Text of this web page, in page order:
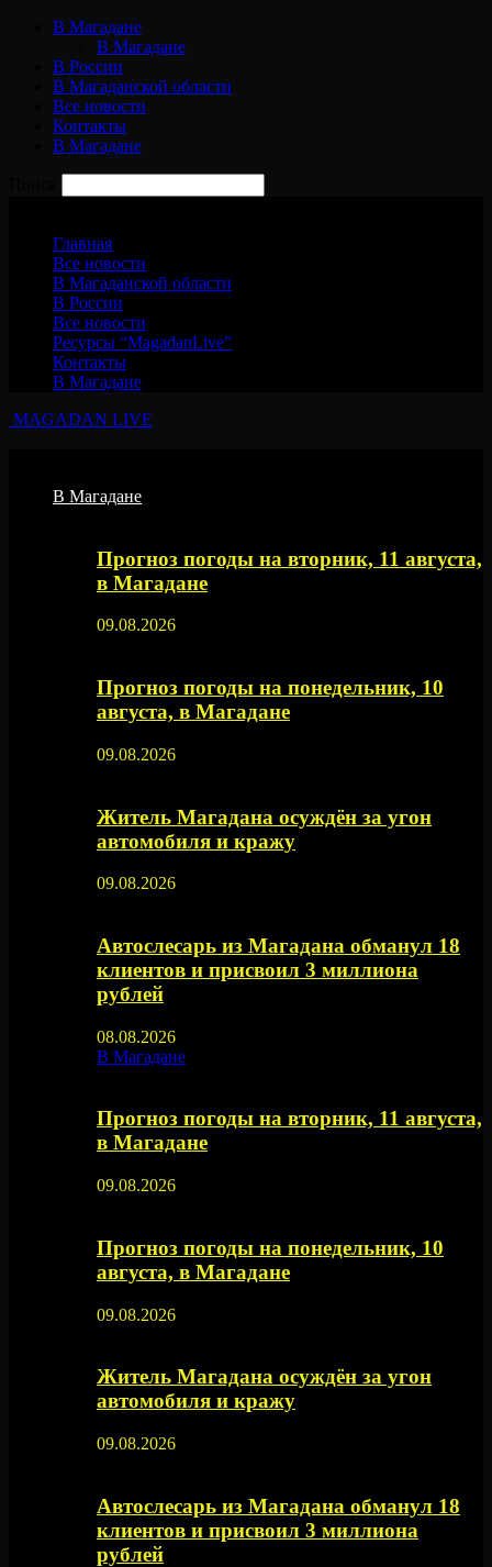
В Магадане
В Магадане
В России
В Магаданской области
Все новости
Контакты
В Магадане
Главная
Все новости
В Магаданской области
В России
Все новости
Ресурсы “MagadanLive”
Контакты
В Магадане
MAGADAN LIVE
В Магадане
Прогноз погоды на вторник, 11 августа,
в Магадане
09.08.2026
Прогноз погоды на понедельник, 10
августа, в Магадане
09.08.2026
Житель Магадана осуждён за угон
автомобиля и кражу
09.08.2026
Автослесарь из Магадана обманул 18
клиентов и присвоил 3 миллиона
рублей
08.08.2026
В Магадане
Прогноз погоды на вторник, 11 августа,
в Магадане
09.08.2026
Прогноз погоды на понедельник, 10
августа, в Магадане
09.08.2026
Житель Магадана осуждён за угон
автомобиля и кражу
09.08.2026
Автослесарь из Магадана обманул 18
клиентов и присвоил 3 миллиона
рублей